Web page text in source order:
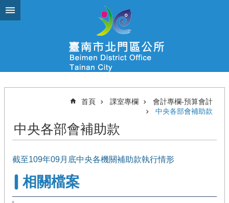
跳到主要內容區塊
首頁 課室專欄
會計專欄-預算會計
中央各部會補助款
中央各部會補助款
截至109年09月底中央各機關補助款執行情形
相關檔案